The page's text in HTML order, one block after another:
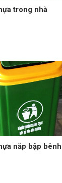
trong nhà
nắp bập bênh